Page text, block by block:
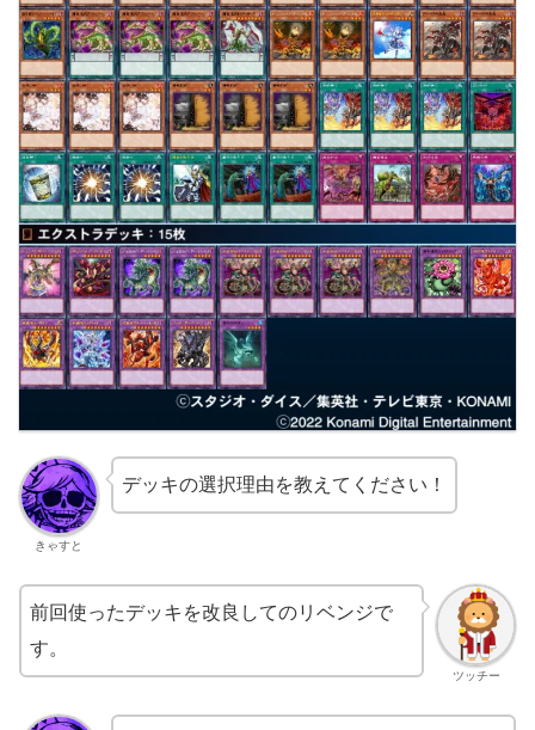
きゃすと
デッキの選択理由を教えてください！
ツッチー
前回使ったデッキを改良してのリベンジで
す。